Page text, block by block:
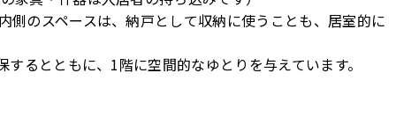
のスペースは、納戸として収納に使うことも、居室的に
るとともに、1階に空間的なゆとりを与えています。